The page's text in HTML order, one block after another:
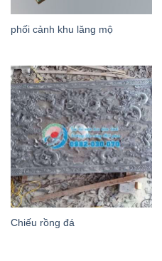
phối cảnh khu lăng mộ
Chiếu rồng đá